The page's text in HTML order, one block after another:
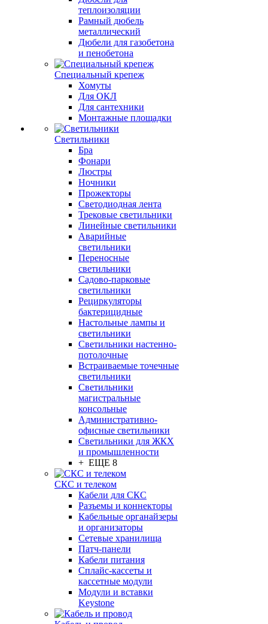
теплоизоляции
Рамный дюбель
металлический
Дюбели для газобетона
и пенобетона
Специальный крепеж
Хомуты
Для ОКЛ
Для сантехники
Монтажные площадки
Светильники
Бра
Фонари
Люстры
Ночники
Прожекторы
Светодиодная лента
Трековые светильники
Линейные светильники
Аварийные
светильники
Переносные
светильники
Садово-парковые
светильники
Рециркуляторы
бактерицидные
Настольные лампы и
светильники
Светильники настенно-
потолочные
Встраиваемые точечные
светильники
Светильники
магистральные
консольные
Административно-
офисные светильники
Светильники для ЖКХ
и промышленности
+ ЕЩЕ 8
СКС и телеком
Кабели для СКС
Разъемы и коннекторы
Кабельные органайзеры
и организаторы
Сетевые хранилища
Патч-панели
Кабели питания
Сплайс-кассеты и
кассетные модули
Модули и вставки
Keystone